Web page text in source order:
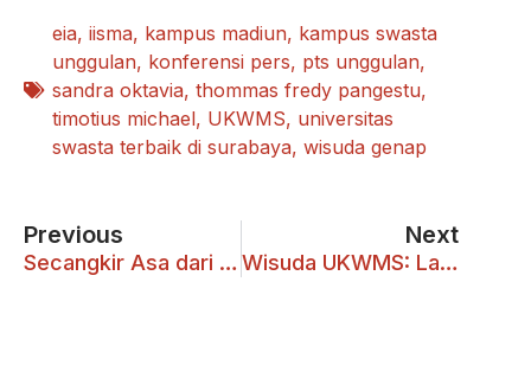
eia, iisma, kampus madiun, kampus swasta
unggulan, konferensi pers, pts unggulan,
sandra oktavia, thommas fredy pangestu,
timotius michael, UKWMS, universitas
swasta terbaik di surabaya, wisuda genap
Previous
Secangkir Asa dari Lereng Gunung Kawi:Kisah Petani Kopi Desa Kucur Meraih Mimpi
Next
Wisuda UKWMS: Langkah Awal Menuju Masa Depan